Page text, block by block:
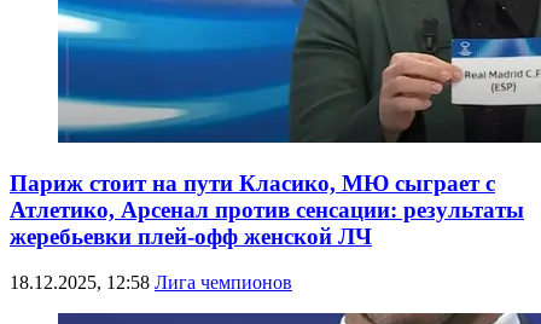
Париж стоит на пути Класико, МЮ сыграет с
Атлетико, Арсенал против сенсации: результаты
жеребьевки плей-офф женской ЛЧ
18.12.2025, 12:58 Лига чемпионов